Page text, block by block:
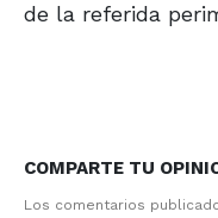
de la referida
COMPARTE TU
Los comentarios